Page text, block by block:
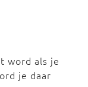
word als je
je daar